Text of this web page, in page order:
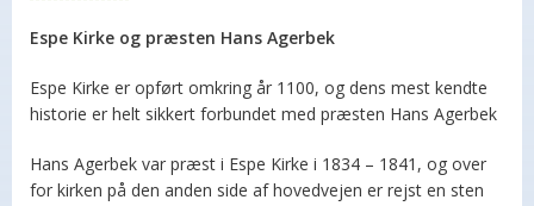
Espe Kirke og præsten Hans Agerbek
Espe Kirke er opført omkring år 1100, og dens mest kendte
historie er helt sikkert forbundet med præsten Hans Agerbek
Hans Agerbek var præst i Espe Kirke i 1834 – 1841, og over
for kirken på den anden side af hovedvejen er rejst en sten